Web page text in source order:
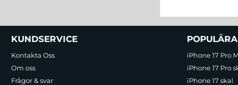
Sidfot Blandad info och länkar
KUNDSERVICE
Kontakta Oss
Om oss
Frågor & svar
iPhone 17 Pro
iPhone 17 Pro
iPhone 17 skal